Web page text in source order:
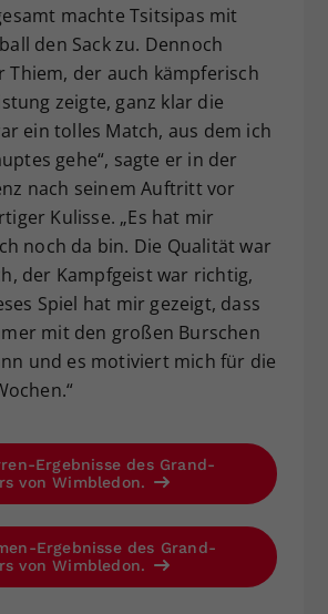
machte Tsitsipas mit
den Sack zu. Dennoch
Thiem, der auch kämpferisch
zeigte, ganz klar die
ein tolles Match, aus dem ich
gehe“, sagte er in der
nach seinem Auftritt vor
Kulisse. „Es hat mir
noch da bin. Die Qualität war
der Kampfgeist war richtig,
Spiel hat mir gezeigt, dass
mit den großen Burschen
und es motiviert mich für die
Ergebnisse des Grand-
von Wimbledon.
Ergebnisse des Grand-
von Wimbledon.